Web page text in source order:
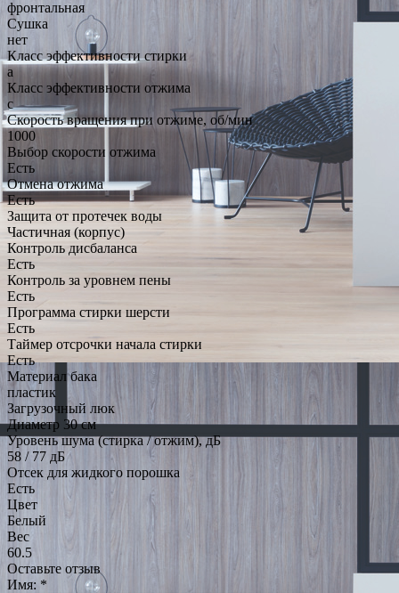
фронтальная
Сушка
нет
Класс эффективности стирки
a
Класс эффективности отжима
c
Скорость вращения при отжиме, об/мин
1000
Выбор скорости отжима
Есть
Отмена отжима
Есть
Защита от протечек воды
Частичная (корпус)
Контроль дисбаланса
Есть
Контроль за уровнем пены
Есть
Программа стирки шерсти
Есть
Таймер отсрочки начала стирки
Есть
Материал бака
пластик
Загрузочный люк
Диаметр 30 см
Уровень шума (стирка / отжим), дБ
58 / 77 дБ
Отсек для жидкого порошка
Есть
Цвет
Белый
Вес
60.5
Оставьте отзыв
Имя: *